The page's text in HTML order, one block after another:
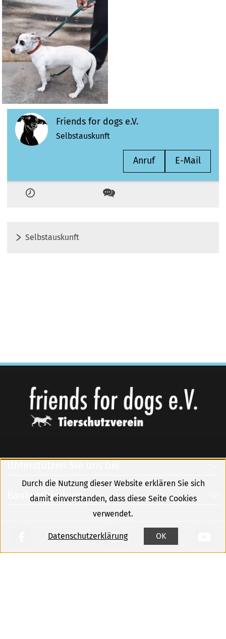
Friends for dogs e.V.
Selbstauskunft
Anruf E-Mail
Zeiten Kontakt
Selbstauskunft
Bankverbindung
Durch die Nutzung dieser Website erklären Sie sich
damit einverstanden, dass diese Seite Cookies
verwendet.
Datenschutzerklärung OK